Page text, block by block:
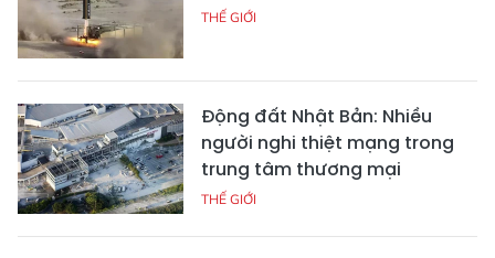
THẾ GIỚI
Động đất Nhật Bản: Nhiều
người nghi thiệt mạng trong
trung tâm thương mại
THẾ GIỚI